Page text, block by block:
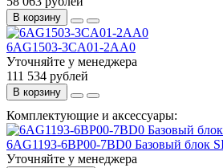
В корзину
6AG1503-3CA01-2AA0
Уточняйте у менеджера
111 534 рублей
В корзину
Комплектующие и аксессуары:
6AG1193-6BP00-7BD0 Базовый блок
Уточняйте у менеджера